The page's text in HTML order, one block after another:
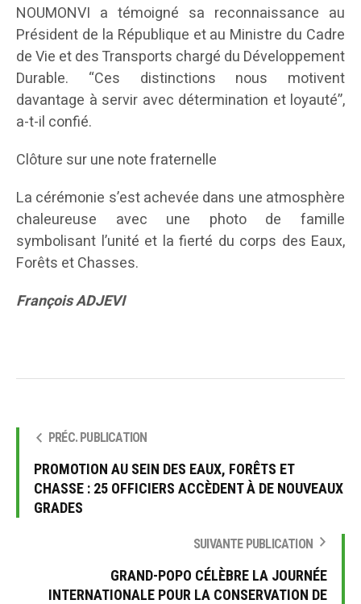
NOUMONVI a témoigné sa reconnaissance au
Président de la République et au Ministre du Cadre
de Vie et des Transports chargé du Développement
Durable. “Ces distinctions nous motivent
davantage à servir avec détermination et loyauté”,
a-t-il confié.
Clôture sur une note fraternelle
La cérémonie s’est achevée dans une atmosphère
chaleureuse avec une photo de famille
symbolisant l’unité et la fierté du corps des Eaux,
Forêts et Chasses.
François ADJEVI
PRÉC. PUBLICATION
PROMOTION AU SEIN DES EAUX, FORÊTS ET
CHASSE : 25 OFFICIERS ACCÈDENT À DE NOUVEAUX
GRADES
SUIVANTE PUBLICATION
GRAND-POPO CÉLÈBRE LA JOURNÉE
INTERNATIONALE POUR LA CONSERVATION DE